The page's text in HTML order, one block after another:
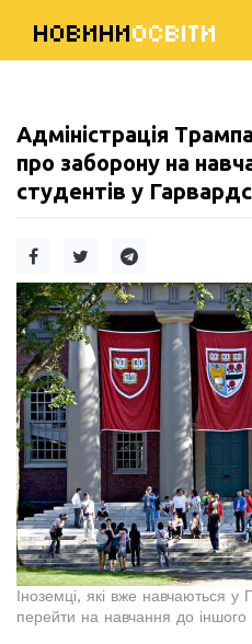
НОВИНИОСВІТИ
Адміністрація
про заборону на
студентів у
Іноземці, які вже навчаються у
перейти на навчання до іншого